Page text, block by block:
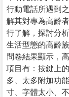
行動電話所遇到
解其對專為高齡
行了解，探討分
生活型態的高齡
問卷結果顯示，
項目有：按鍵上
多、太多附加功
寸、字體太小、